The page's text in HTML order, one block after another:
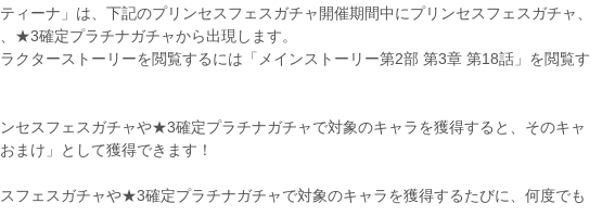
ィーナ」は、下記のプリンセスフェスガチャ開催期間中にプリンセスフェスガチャ、
★3確定プラチナガチャから出現します。
クターストーリーを閲覧するには「メインストーリー第2部 第3章 第18話」を閲覧す
セスフェスガチャや★3確定プラチナガチャで対象のキャラを獲得すると、そのキャ
まけ」として獲得できます！
フェスガチャや★3確定プラチナガチャで対象のキャラを獲得するたびに、何度でも